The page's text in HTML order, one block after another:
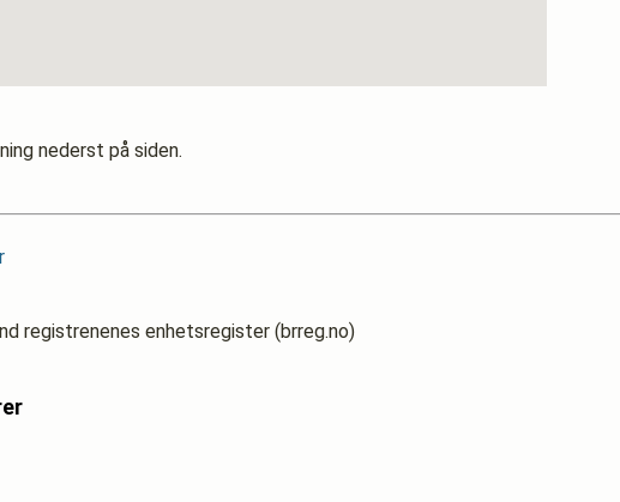
nederst på siden.
registrenenes enhetsregister (brreg.no)